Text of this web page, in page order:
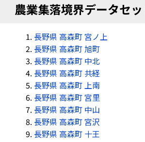
農業集落境界データセッ
長野県 高森町 宮ノ上
長野県 高森町 旭町
長野県 高森町 中北
長野県 高森町 共経
長野県 高森町 上南
長野県 高森町 宮里
長野県 高森町 中山
長野県 高森町 宮沢
長野県 高森町 十王